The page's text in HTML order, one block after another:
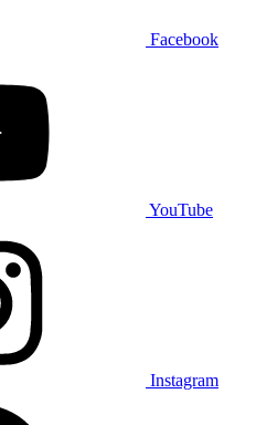
Facebook
YouTube
Instagram